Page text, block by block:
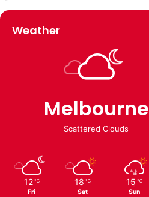
Weather
Melbourne
Scattered Clouds
12 ℃
Fri
18 ℃
Sat
15 ℃
Sun